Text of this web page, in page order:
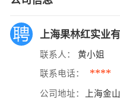
上海果林红实业
联系人： 黄小姐
联系电话： ****
公司地址： 上海金